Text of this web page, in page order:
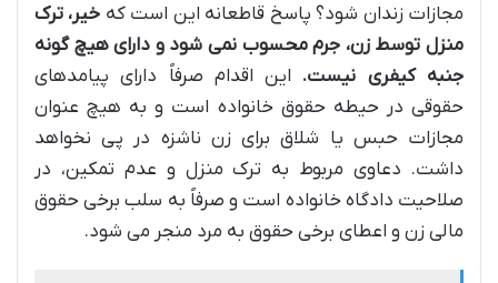
مجازات زندان شود؟ پاسخ قاطعانه این است که خیر، ترک
منزل توسط زن، جرم محسوب نمی شود و دارای هیچ گونه
جنبه کیفری نیست. این اقدام صرفاً دارای پیامدهای
حقوقی در حیطه حقوق خانواده است و به هیچ عنوان
مجازات حبس یا شلاق برای زن ناشزه در پی نخواهد
داشت. دعاوی مربوط به ترک منزل و عدم تمکین، در
صلاحیت دادگاه خانواده است و صرفاً به سلب برخی حقوق
مالی زن و اعطای برخی حقوق به مرد منجر می شود.